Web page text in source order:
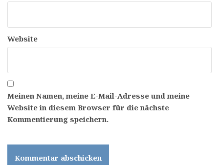
Website
Meinen Namen, meine E-Mail-Adresse und meine
Website in diesem Browser für die nächste
Kommentierung speichern.